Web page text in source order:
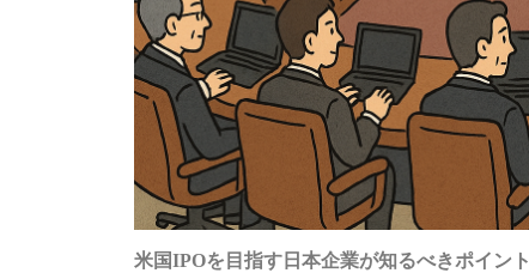
米国IPOを目指す日本企業が知るべきポイント